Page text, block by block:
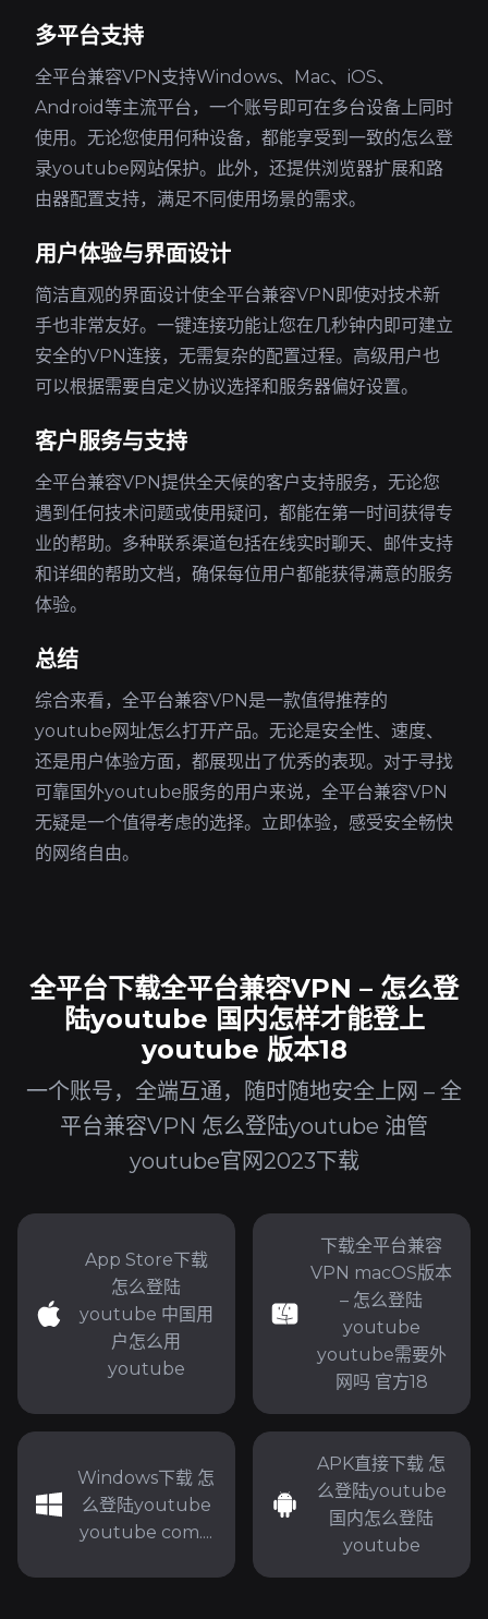
多平台支持
全平台兼容VPN支持Windows、Mac、iOS、
Android等主流平台，一个账号即可在多台设备上同时
使用。无论您使用何种设备，都能享受到一致的怎么登
录youtube网站保护。此外，还提供浏览器扩展和路
由器配置支持，满足不同使用场景的需求。
用户体验与界面设计
简洁直观的界面设计使全平台兼容VPN即使对技术新
手也非常友好。一键连接功能让您在几秒钟内即可建立
安全的VPN连接，无需复杂的配置过程。高级用户也
可以根据需要自定义协议选择和服务器偏好设置。
客户服务与支持
全平台兼容VPN提供全天候的客户支持服务，无论您
遇到任何技术问题或使用疑问，都能在第一时间获得专
业的帮助。多种联系渠道包括在线实时聊天、邮件支持
和详细的帮助文档，确保每位用户都能获得满意的服务
体验。
总结
综合来看，全平台兼容VPN是一款值得推荐的
youtube网址怎么打开产品。无论是安全性、速度、
还是用户体验方面，都展现出了优秀的表现。对于寻找
可靠国外youtube服务的用户来说，全平台兼容VPN
无疑是一个值得考虑的选择。立即体验，感受安全畅快
的网络自由。
全平台下载全平台兼容VPN – 怎么登
陆youtube 国内怎样才能登上
youtube 版本18
一个账号，全端互通，随时随地安全上网 – 全
平台兼容VPN 怎么登陆youtube 油管
youtube官网2023下载
App Store下载
怎么登陆
youtube 中国用
户怎么用
youtube
下载全平台兼容
VPN macOS版本
– 怎么登陆
youtube
youtube需要外
网吗 官方18
Windows下载 怎
么登陆youtube
youtube com....
APK直接下载 怎
么登陆youtube
国内怎么登陆
youtube